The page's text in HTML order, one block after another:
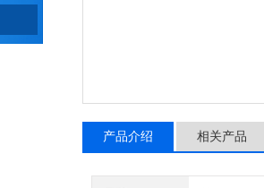
产品介绍 相关产品